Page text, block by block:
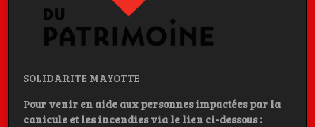
SOLIDARITE MAYOTTE
Pour venir en aide aux personnes impactées par la
canicule et les incendies via le lien ci-dessous :